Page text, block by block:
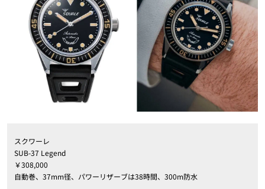
スクワーレ
SUB-37 Legend
￥308,000
自動巻、37mm径、パワーリザーブは38時間、300m防水